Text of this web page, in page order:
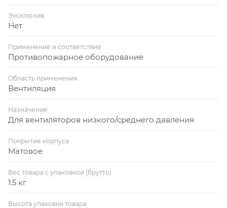
Эксклюзив
Нет
Применение и соответствие
Противопожарное оборудование
Область применения
Вентиляция
Назначение
Для вентиляторов низкого/среднего давления
Покрытие корпуса
Матовое
Вес товара с упаковкой (брутто)
1.5 кг
Высота упаковки товара